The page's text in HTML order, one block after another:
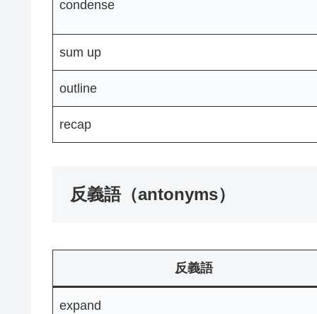
condense
sum up
outline
recap
反義語（antonyms）
反義語
expand